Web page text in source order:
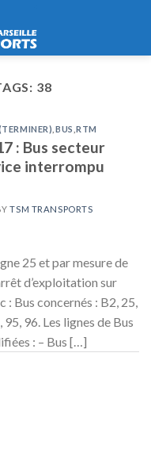
38
BUS ,RTM
: Bus secteur
interrompu
TSM TRANSPORTS
25 et par mesure de
d’exploitation sur
: Bus concernés : B2, 25,
96. Les lignes de Bus
: – Bus […]